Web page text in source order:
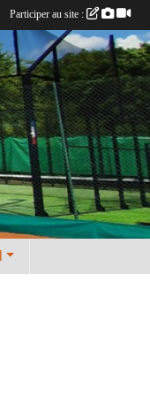
Participer au site :